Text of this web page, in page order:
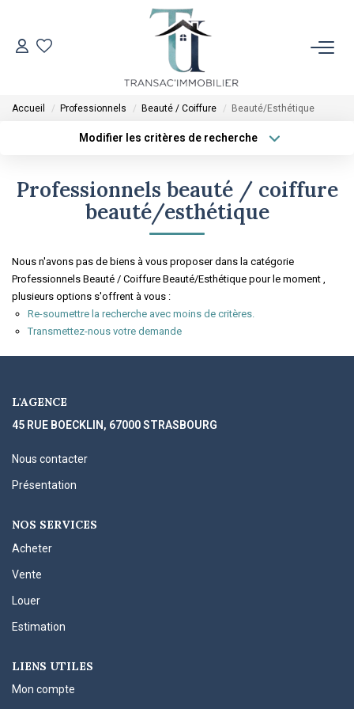
ACCUEIL
ESTIMATION
L'AGENCE
CONTACT
Accueil Professionnels Beauté / Coiffure Beauté/Esthétique
Modifier les critères de recherche
Sélectionnez...
Type de bien
Surface min
Créer une alerte
Professionnels beauté / coiffure
beauté/esthétique
Nous n'avons pas de biens à vous proposer dans la catégorie
Professionnels Beauté / Coiffure Beauté/Esthétique pour le moment ,
plusieurs options s'offrent à vous :
Re-soumettre la recherche avec moins de critères.
Transmettez-nous votre demande
L'AGENCE
45 RUE BOECKLIN, 67000 STRASBOURG
Nous contacter
Présentation
NOS SERVICES
Acheter
Vente
Louer
Estimation
LIENS UTILES
Mon compte